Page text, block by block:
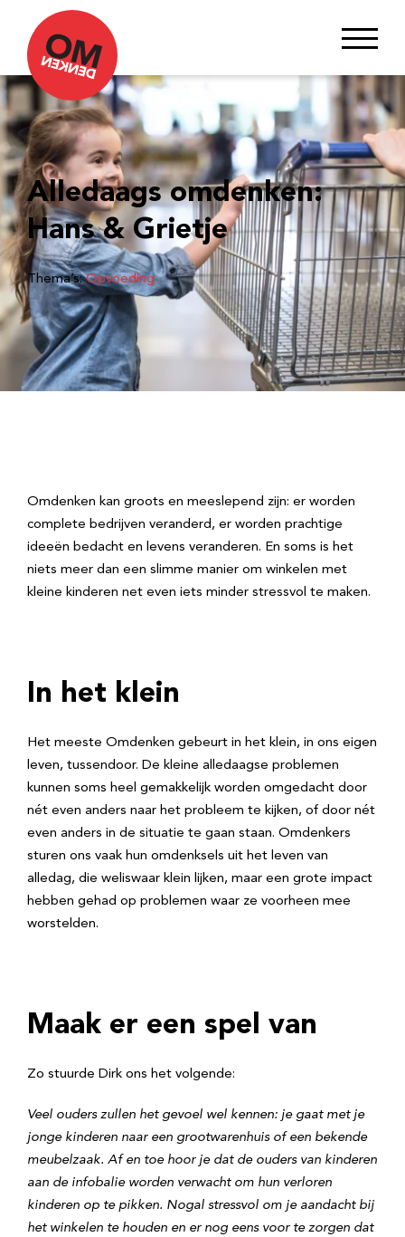
Alledaags omdenken:
Hans & Grietje
Thema’s:Opvoeding
Omdenken kan groots en meeslepend zijn: er worden
complete bedrijven veranderd, er worden prachtige
ideeën bedacht en levens veranderen. En soms is het
niets meer dan een slimme manier om winkelen met
kleine kinderen net even iets minder stressvol te maken.
In het klein
Het meeste Omdenken gebeurt in het klein, in ons eigen
leven, tussendoor. De kleine alledaagse problemen
kunnen soms heel gemakkelijk worden omgedacht door
nét even anders naar het probleem te kijken, of door nét
even anders in de situatie te gaan staan. Omdenkers
sturen ons vaak hun omdenksels uit het leven van
alledag, die weliswaar klein lijken, maar een grote impact
hebben gehad op problemen waar ze voorheen mee
worstelden.
Maak er een spel van
Zo stuurde Dirk ons het volgende:
Veel ouders zullen het gevoel wel kennen: je gaat met je
jonge kinderen naar een grootwarenhuis of een bekende
meubelzaak. Af en toe hoor je dat de ouders van kinderen
aan de infobalie worden verwacht om hun verloren
kinderen op te pikken. Nogal stressvol om je aandacht bij
het winkelen te houden en er nog eens voor te zorgen dat